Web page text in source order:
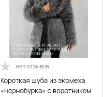
нет отзывов
Короткая шуба из экомеха
«чернобурка» с воротником